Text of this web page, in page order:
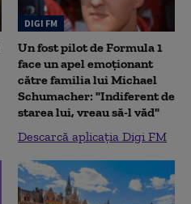
DIGI FM
Un fost pilot de Formula 1
face un apel emoționant
către familia lui Michael
Schumacher: "Indiferent de
starea lui, vreau să-l văd"
Descarcă aplicația Digi FM